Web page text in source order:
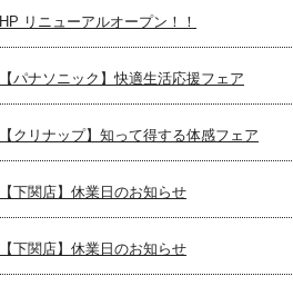
HP リニューアルオープン！！
【パナソニック】快適生活応援フェア
【クリナップ】知って得する体感フェア
【下関店】休業日のお知らせ
【下関店】休業日のお知らせ